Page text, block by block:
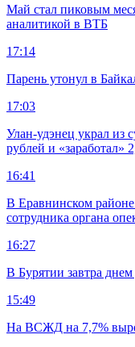
Май стал пиковым
аналитикой в ВТБ
17:14
Парень утонул в
17:03
Улан-удэнец украл из
рублей и «заработал»
16:41
В Еравнинском
сотрудника органа
16:27
В Бурятии завтра
15:49
На ВСЖД на 7,7%